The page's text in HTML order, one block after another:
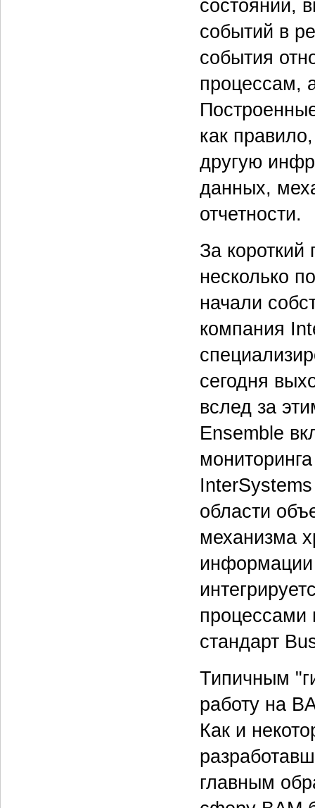
состояний,
событий в
события
процессам,
как
другую
данных,
отчетности.
За короткий
несколько
начали
компания
сегодня
вслед за
Ensemble
области
механизма
информации
процессами
стандарт
Типичным
работу на
Как и
главным